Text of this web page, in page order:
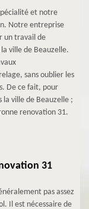
et notre
Notre entreprise
un travail de
ville de Beauzelle.
sans oublier les
De ce fait, pour
la ville de Beauzelle ;
renovation 31.
31
pas assez
Il est nécessaire de